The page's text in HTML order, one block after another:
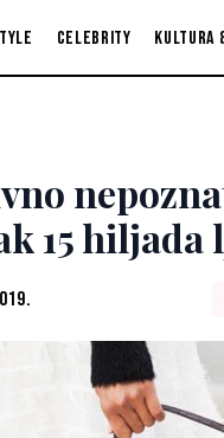
Celebrity Kultura
15 hiljada